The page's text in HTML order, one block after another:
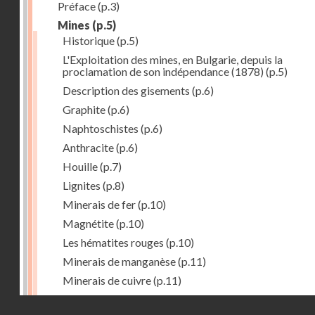
Préface(p.3)
Mines (p.5)
Historique(p.5)
L'Exploitation des mines, en Bulgarie, depuis la
proclamation de son indépendance (1878) (p.5)
Description des gisements (p.6)
Graphite(p.6)
Naphtoschistes (p.6)
Anthracite(p.6)
Houille(p.7)
Lignites (p.8)
Minerais de fer(p.10)
Magnétite(p.10)
Les hématites rouges (p.10)
Minerais de manganèse(p.11)
Minerais de cuivre(p.11)
Minerais de plomb(p.12)